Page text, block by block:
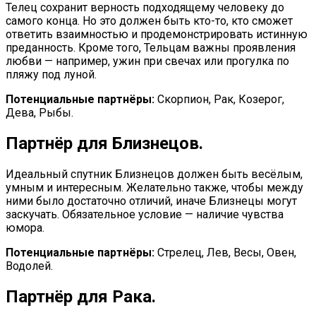
Телец сохранит верность подходящему человеку до
самого конца. Но это должен быть кто-то, кто сможет
ответить взаимностью и продемонстрировать истинную
преданность. Кроме того, Тельцам важны проявления
любви — например, ужин при свечах или прогулка по
пляжу под луной.
Потенциальные партнёры: Скорпион, Рак, Козерог,
Дева, Рыбы.
Партнёр для Близнецов.
Идеальный спутник Близнецов должен быть весёлым,
умным и интересным. Желательно также, чтобы между
ними было достаточно отличий, иначе Близнецы могут
заскучать. Обязательное условие — наличие чувства
юмора.
Потенциальные партнёры: Стрелец, Лев, Весы, Овен,
Водолей.
Партнёр для Рака.